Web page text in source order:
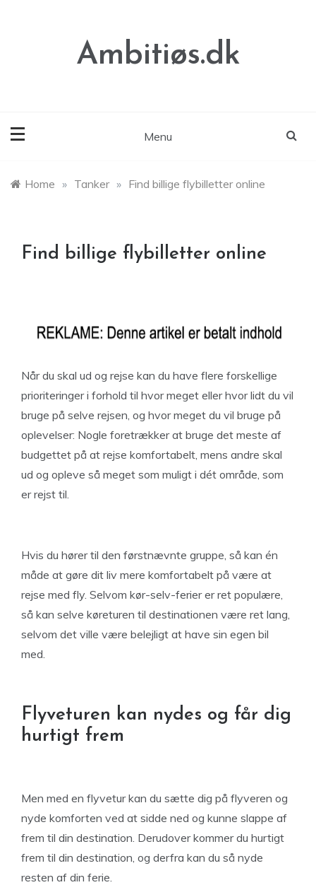
Ambitiøs.dk
Menu
Home » Tanker » Find billige flybilletter online
Find billige flybilletter online
Når du skal ud og rejse kan du have flere forskellige
prioriteringer i forhold til hvor meget eller hvor lidt du vil
bruge på selve rejsen, og hvor meget du vil bruge på
oplevelser: Nogle foretrækker at bruge det meste af
budgettet på at rejse komfortabelt, mens andre skal
ud og opleve så meget som muligt i dét område, som
er rejst til.
Hvis du hører til den førstnævnte gruppe, så kan én
måde at gøre dit liv mere komfortabelt på være at
rejse med fly. Selvom kør-selv-ferier er ret populære,
så kan selve køreturen til destinationen være ret lang,
selvom det ville være belejligt at have sin egen bil
med.
Flyveturen kan nydes og får dig
hurtigt frem
Men med en flyvetur kan du sætte dig på flyveren og
nyde komforten ved at sidde ned og kunne slappe af
frem til din destination. Derudover kommer du hurtigt
frem til din destination, og derfra kan du så nyde
resten af din ferie.